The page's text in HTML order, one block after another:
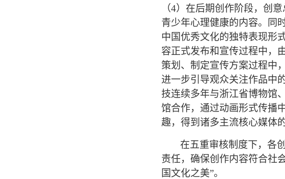
（4）在后期创作阶段，创
青少年心理健康的内容。同
中国优秀文化的独特表现形式
容正式发布和宣传过程中，
策划、制定宣传方案过程中
进一步引导观众关注作品中
技连续多年与浙江省博物馆
馆合作，通过动画形式传播
趣，得到诸多主流核心媒体
在五重审核制度下，各
责任，确保创作内容符合社
国文化之美”。